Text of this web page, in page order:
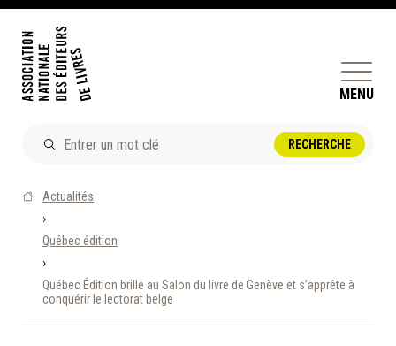
MENU
DOSSIERS ET ENJEUX
ÊTRE ÉDITEUR·TRICE
PERFECTIONNEMENT
ET SERVICES AUX MEMBRES
Actualités
›
Québec édition
›
Québec Édition brille au Salon du livre de Genève et s’apprête à
conquérir le lectorat belge